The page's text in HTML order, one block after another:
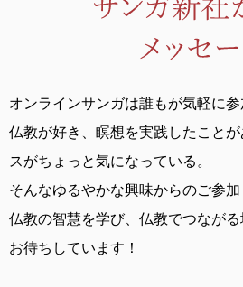
オンラインサンガは誰もが気軽に参
仏教が好き、瞑想を実践したことが
スがちょっと気になっている。
そんなゆるやかな興味からのご参加
仏教の智慧を学び、仏教でつながる
お待ちしています！